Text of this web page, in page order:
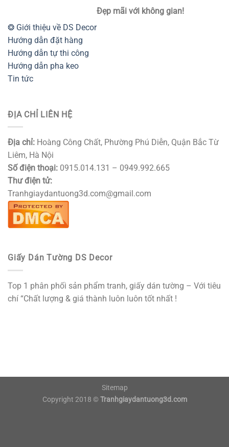
Đẹp mãi với không gian!
❂ Giới thiệu về DS Decor
Hướng dẫn đặt hàng
Hướng dẫn tự thi công
Hướng dẫn pha keo
Tin tức
ĐỊA CHỈ LIÊN HỆ
Địa chỉ: Hoàng Công Chất, Phường Phú Diễn, Quận Bắc Từ
Liêm, Hà Nội
Số điện thoại: 0915.014.131 – 0949.992.665
Thư điện tử:
Tranhgiaydantuong3d.com@gmail.com
Giấy Dán Tường DS Decor
Top 1 phân phối sản phẩm tranh, giấy dán tường – Với tiêu
chí “Chất lượng & giá thành luôn luôn tốt nhất !
Sitemap
Copyright 2018 © Tranhgiaydantuong3d.com